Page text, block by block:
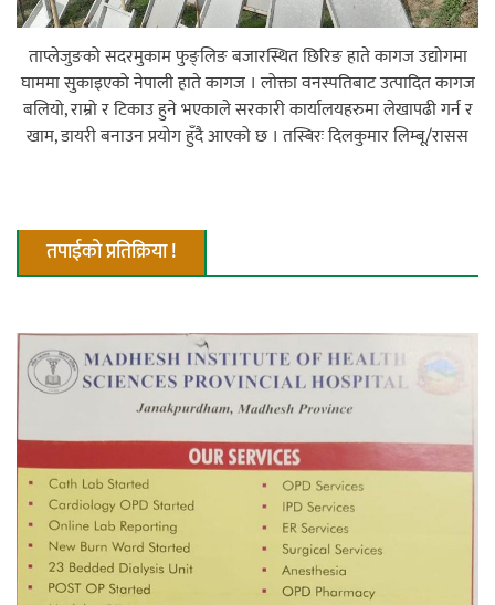
श्रीमती बलात्कार मुद्दामा श्रीमान्लाई छ महिना
कैद, एक लाख रुपैयाँ क्षतिपूर्ति
बलियो र जीवन्त विकास साझेदारीको एक
हिस्सा : नियोग उपप्रमुख श्रीवास्तव
प्रेस काउन्सिल सदस्य नियुक्तिमा विभेद भयो :
परियोजना सकिनै लाग्दा खुल्यो वन उद्यमीले
ताप्लेजुङको सदरमुकाम फुङ्लिङ बजारस्थित छिरिङ हाते कागज उद्योगमा
घाममा सुकाइएको नेपाली हाते कागज । लोक्ता वनस्पतिबाट उत्पादित कागज
बलियो, राम्रो र टिकाउ हुने भएकाले सरकारी कार्यालयहरुमा लेखापढी गर्न र
खाम, डायरी बनाउन प्रयोग हुँदै आएको छ । तस्बिरः दिलकुमार लिम्बू/रासस
तपाईको प्रतिक्रिया !